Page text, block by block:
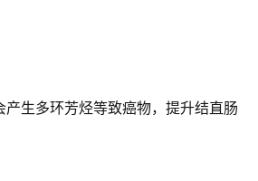
产生多环芳烃等致癌物，提升结直肠